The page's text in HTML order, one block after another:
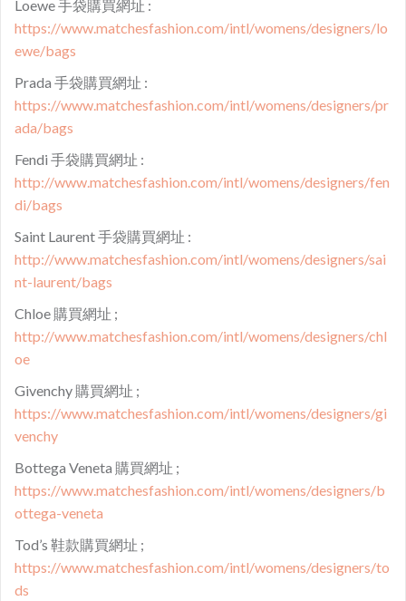
Loewe 手袋購買網址 :
https://www.matchesfashion.com/intl/womens/designers/lo
ewe/bags
Prada 手袋購買網址 :
https://www.matchesfashion.com/intl/womens/designers/pr
ada/bags
Fendi 手袋購買網址 :
http://www.matchesfashion.com/intl/womens/designers/fen
di/bags
Saint Laurent 手袋購買網址 :
http://www.matchesfashion.com/intl/womens/designers/sai
nt-laurent/bags
Chloe 購買網址 ;
http://www.matchesfashion.com/intl/womens/designers/chl
oe
Givenchy 購買網址 ;
https://www.matchesfashion.com/intl/womens/designers/gi
venchy
Bottega Veneta 購買網址 ;
https://www.matchesfashion.com/intl/womens/designers/b
ottega-veneta
Tod’s 鞋款購買網址 ;
https://www.matchesfashion.com/intl/womens/designers/to
ds